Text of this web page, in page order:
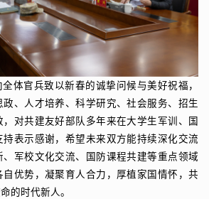
体官兵致以新春的诚挚问候与美好祝福，
、人才培养、科学研究、社会服务、招生
对共建友好部队多年来在大学生军训、国
持表示感谢，希望未来双方能持续深化交流
军校文化交流、国防课程共建等重点领域
优势，凝聚育人合力，厚植家国情怀，共
的时代新人。